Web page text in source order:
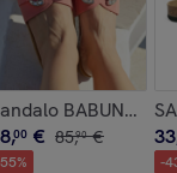
BABUNKERS
,00 € 85,90 €
55%
33
-